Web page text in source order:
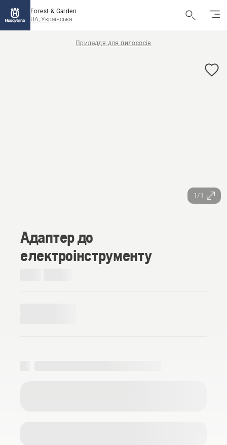
Forest & Garden
UA, Українська
Приладдя для пилососів
1/1
Адаптер до
електроінструменту